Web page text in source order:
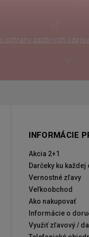
ochrany osobných údajov
INFORMÁCIE
Akcia 2+1
Darčeky ku
Vernostné zľavy
Veľkoobchod
Ako nakupovať
Informácie o
Využiť zľavový /